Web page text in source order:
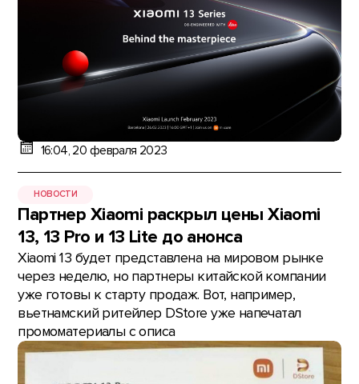
16:04, 20 февраля 2023
НОВОСТИ
Партнер Xiaomi раскрыл цены Xiaomi
13, 13 Pro и 13 Lite до анонса
Xiaomi 13 будет представлена на мировом рынке
через неделю, но партнеры китайской компании
уже готовы к старту продаж. Вот, например,
вьетнамский ритейлер DStore уже напечатал
промоматериалы с описа